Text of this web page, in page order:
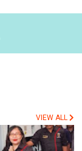
VIEW ALL